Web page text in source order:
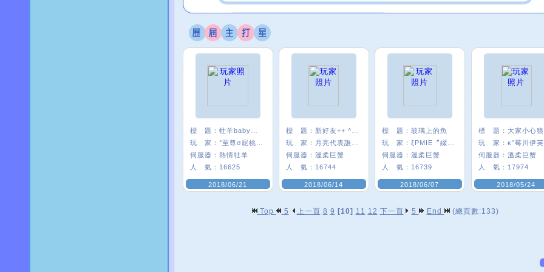
標 題：
玩 家：
伺服器： 熱情牡羊
人 氣： 16625
2018/06/21
標 題：
玩 家：
伺服器： 溫柔巨蟹
人 氣： 16744
2018/06/14
標 題： 玻璃上的魚
玩 家：
伺服器： 溫柔巨蟹
人 氣： 16739
2018/06/07
標 題：
玩 家： κ°莓川伊
伺服器： 溫柔巨蟹
人 氣： 17974
2018/05/24
Top 5 上一頁 8 9 [10] 11 12 下一頁 5 End (總頁數:133)